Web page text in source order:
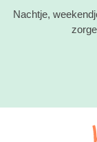
Nachtje,